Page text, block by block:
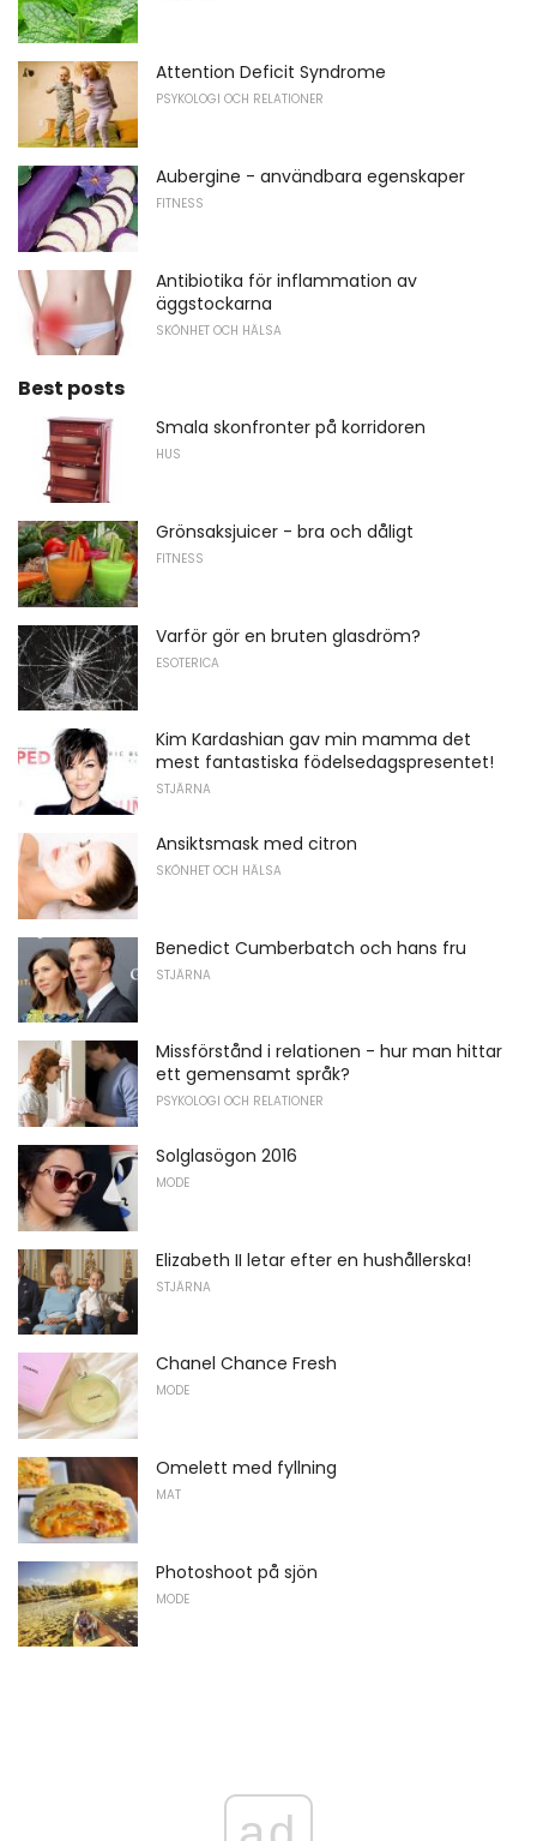
Attention Deficit Syndrome
PSYKOLOGI OCH RELATIONER
Aubergine - användbara egenskaper
FITNESS
Antibiotika för inflammation av
äggstockarna
SKÖNHET OCH HÄLSA
Best posts
Smala skonfronter på korridoren
HUS
Grönsaksjuicer - bra och dåligt
FITNESS
Varför gör en bruten glasdröm?
ESOTERICA
Kim Kardashian gav min mamma det
mest fantastiska födelsedagspresentet!
STJÄRNA
Ansiktsmask med citron
SKÖNHET OCH HÄLSA
Benedict Cumberbatch och hans fru
STJÄRNA
Missförstånd i relationen - hur man hittar
ett gemensamt språk?
PSYKOLOGI OCH RELATIONER
Solglasögon 2016
MODE
Elizabeth II letar efter en hushållerska!
STJÄRNA
Chanel Chance Fresh
MODE
Omelett med fyllning
MAT
Photoshoot på sjön
MODE